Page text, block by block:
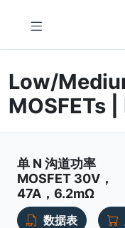
Low/
MOSFETs
单 N 沟道功率
MOSFET 30V，
47A，6.2mΩ
数据表